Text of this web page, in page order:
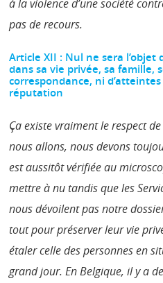
à la violence d’une société
pas de recours.
Article XII : Nul ne sera
dans sa vie privée, sa famille,
correspondance, ni
réputation
Ça existe vraiment le respect
nous allons, nous devons
est aussitôt vérifiée au
mettre à nu tandis que les
nous dévoilent pas notre
tout pour préserver leur vie
étaler celle des personnes en
grand jour. En Belgique, il y a